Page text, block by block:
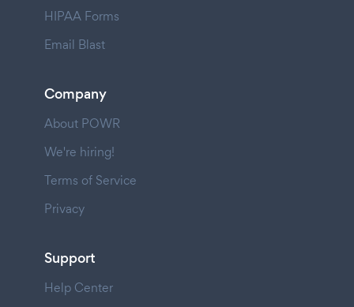
HIPAA Forms
Email Blast
Company
About POWR
We're hiring!
Terms of Service
Privacy
Support
Help Center